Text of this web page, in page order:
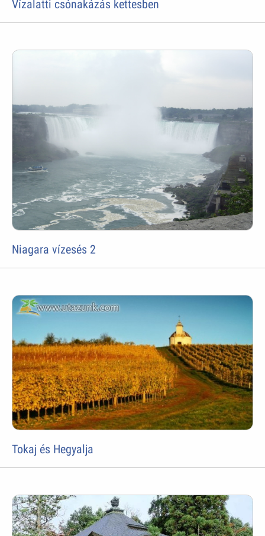
Vízalatti csónakázás kettesben
Niagara vízesés 2
Tokaj és Hegyalja